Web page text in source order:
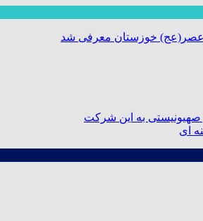
عصر(عج) خوزستان معرفی شد
صهیونیستی به این شرکت
ای